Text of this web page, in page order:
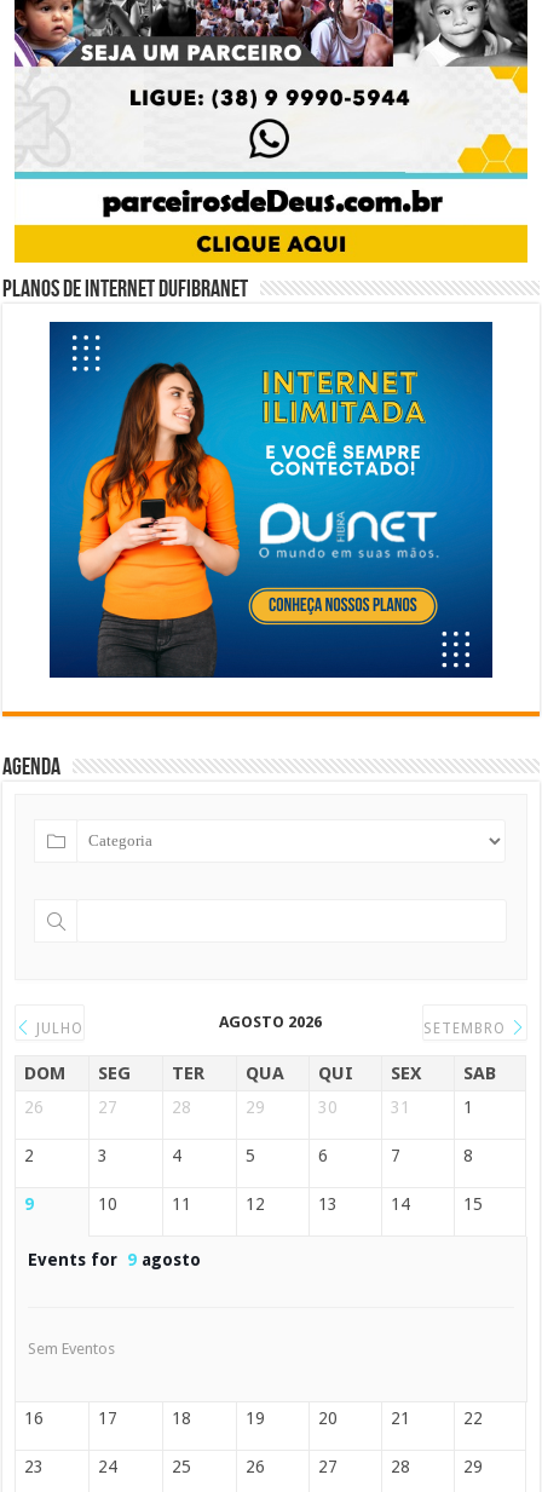
Planos de internet DUFIBRANET
Agenda
JULHO AGOSTO 2026 SETEMBRO
DOM SEG TER QUA QUI SEX SAB
26 27 28 29 30 31 1
2 3 4 5 6 7 8
9 10 11 12 13 14 15
Events for 9 agosto
Sem Eventos
16 17 18 19 20 21 22
23 24 25 26 27 28 29